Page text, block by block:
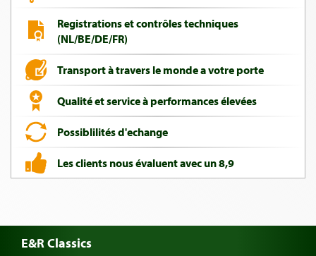
Registrations et contrôles techniques
(NL/BE/DE/FR)
Transport à travers le monde a votre porte
Qualité et service à performances élevées
Possiblilités d'echange
Les clients nous évaluent avec un 8,9
E&R Classics